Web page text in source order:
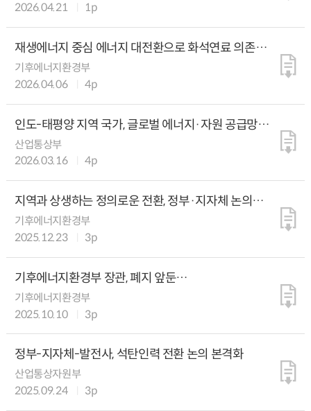
2026.04.21
1p
재생에너지 중심 에너지 대전환으로 화석연료 의존적
경제구조 탈피
기후에너지환경부
2026.04.06
4p
인도-태평양 지역 국가, 글로벌 에너지·자원 공급망
안정화 방안 모색
산업통상부
2026.03.16
4p
지역과 상생하는 정의로운 전환, 정부·지자체 논의
본격화
기후에너지환경부
2025.12.23
3p
기후에너지환경부 장관, 폐지 앞둔
태안석탄발전소에서 청정전력 전환 선포
기후에너지환경부
2025.10.10
3p
정부-지자체-발전사, 석탄인력 전환 논의 본격화
산업통상자원부
2025.09.24
3p